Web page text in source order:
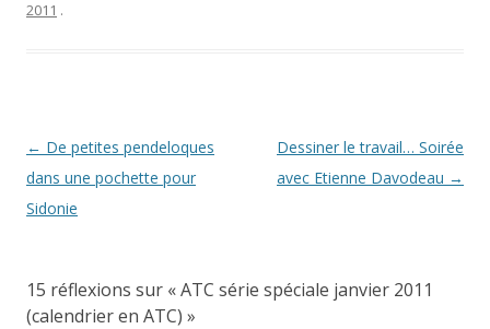
2011 .
Navigation
des
articles
← De petites pendeloques
dans une pochette pour
Sidonie
Dessiner le travail… Soirée
avec Etienne Davodeau →
15 réflexions sur «ATC série spéciale janvier 2011
(calendrier en ATC) »